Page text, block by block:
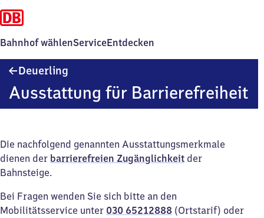
Bahnhof wählenServiceEntdecken
Deuerling
Ausstattung für Barrierefreiheit
Die nachfolgend genannten Ausstattungsmerkmale
dienen der barrierefreien Zugänglichkeit der
Bahnsteige.
Bei Fragen wenden Sie sich bitte an den
Mobilitätsservice unter 030 65212888 (Ortstarif) oder